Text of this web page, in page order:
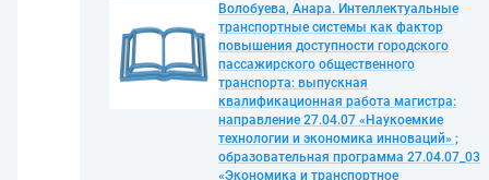
Волобуева, Анара. Интеллектуальные
транспортные системы как фактор
повышения доступности городского
пассажирского общественного
транспорта: выпускная
квалификационная работа магистра:
направление 27.04.07 «Наукоемкие
технологии и экономика инноваций» ;
образовательная программа 27.04.07_03
«Экономика и транспортное